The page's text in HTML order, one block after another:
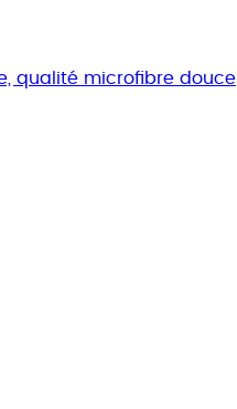
qualité microfibre douce